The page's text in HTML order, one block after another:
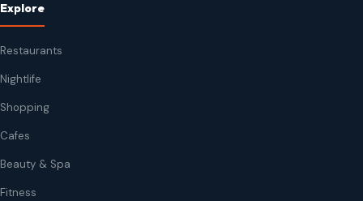
Explore
Restaurants
Nightlife
Shopping
Cafes
Beauty & Spa
Fitness